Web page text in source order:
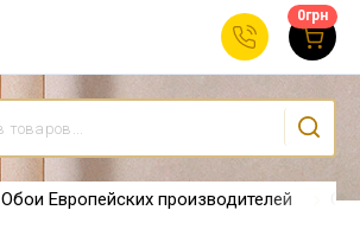
0грн
Обои Европейских производителей